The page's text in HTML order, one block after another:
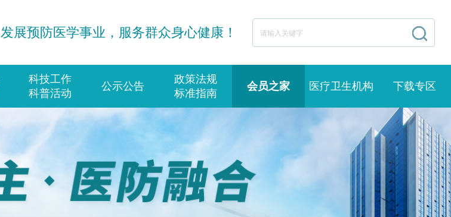
发展预防医学事业，服务群众身心健康！
科技工作
科普活动
公示公告
政策法规
标准指南
会员之家 医疗卫生机构 下载专区